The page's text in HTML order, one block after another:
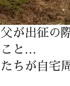
が出征
こと…
ちが自宅